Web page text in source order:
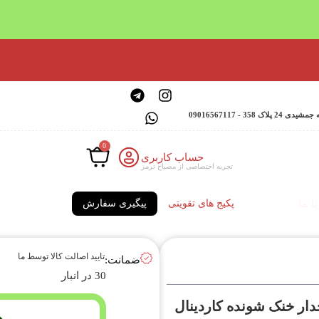
- 09016567117
حساب کاربری
تجربه اختصاصی از مصباح ترمز
0
پکیج های تقویتی پیگیری سفارش
خنک شونده کاردینال
ضمانت:تایید اصالت کالا توسط ما
30 در انبار